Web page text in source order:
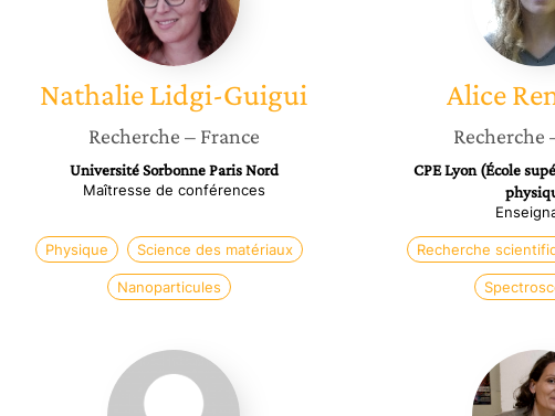
NathalieLidgi-Guigui
Recherche – France
Université Sorbonne Paris Nord
Maîtresse de conférences
Physique Science des matériaux
Nanoparticules
Alice
Recherche
CPE Lyon (École
Recherche
Christel
Gozzi